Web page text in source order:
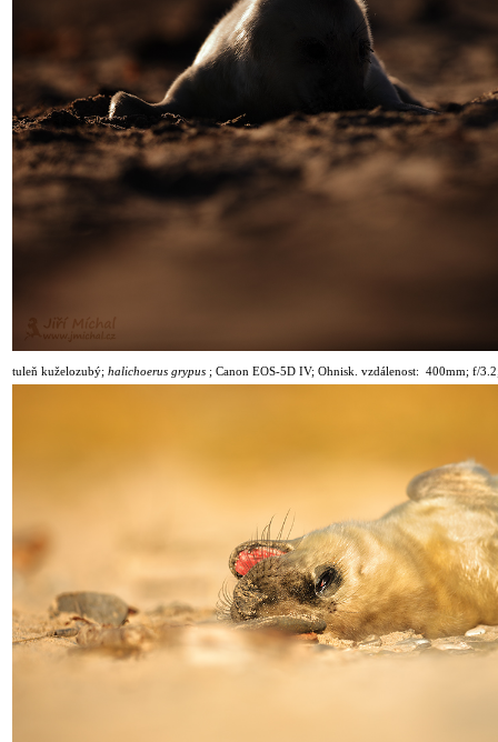
tuleň kuželozubý; halichoerus grypus ; Canon EOS-5D IV; Ohnisk. vzdálenost: 400mm; f/